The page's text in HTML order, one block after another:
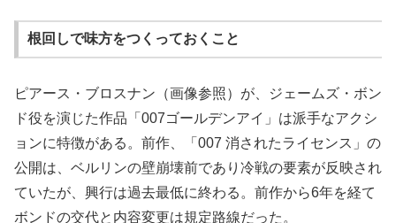
根回しで味方をつくっておくこと
ピアース・ブロスナン（画像参照）が、ジェームズ・ボン
ド役を演じた作品「007ゴールデンアイ」は派手なアクシ
ョンに特徴がある。前作、「007 消されたライセンス」の
公開は、ベルリンの壁崩壊前であり冷戦の要素が反映され
ていたが、興行は過去最低に終わる。前作から6年を経て
ボンドの交代と内容変更は規定路線だった。